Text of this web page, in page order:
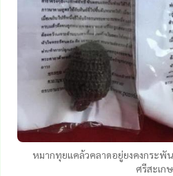
หมากทุยแคล้วคลาดอยู่ยงคงกระพั
ศรีสะเกษ